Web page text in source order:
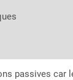
passives